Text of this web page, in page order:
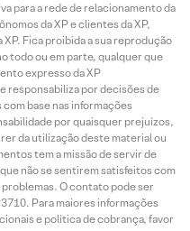
para a rede de relacionamento da
da XP e clientes da XP,
Fica proibida a sua reprodução
todo ou em parte, qualquer que
expresso da XP
responsabiliza por decisões de
base nas informações
por quaisquer prejuízos,
da utilização deste material ou
tem a missão de servir de
não se sentirem satisfeitos com
problemas. O contato pode ser
Para maiores informações
e política de cobrança, favor